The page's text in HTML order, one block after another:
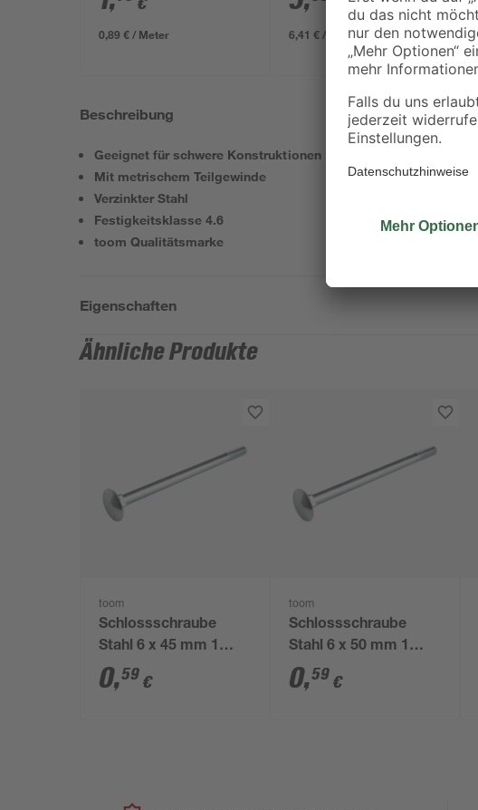
€
0,89 € / Meter
634 x 12 mm
/ m²
6,41 € / Pack
Beschreibung
Geeignet für schwere Konstruktionen
Mit metrischem Teilgewinde
Verzinkter Stahl
Festigkeitsklasse 4.6
toom Qualitätsmarke
Eigenschaften
Ähnliche Produkte
toom
Schlossschraube
Stahl 6 x 45 mm 1
Stück
0,59 €
toom
Schlossschraube
Stahl 6 x 50 mm 1
Stück
0,59 €